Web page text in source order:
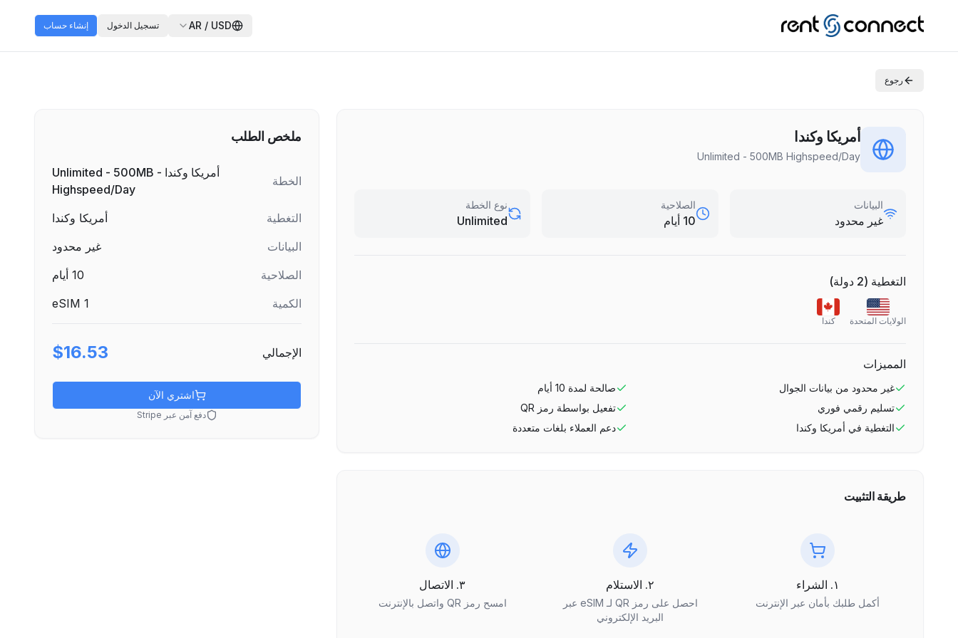
AR / USD تسجيل الدخول إنشاء حساب
رجوع
أمريكا وكندا
Unlimited - 500MB Highspeed/Day
البيانات
غير محدود
الصلاحية
10 أيام
نوع الخطة
Unlimited
التغطية (
2 دولة)
الولايات المتحدة كندا
المميزات
غير محدود من بيانات الجوال صالحة لمدة 10 أيام
تسليم رقمي فوري
تفعيل بواسطة رمز QR
التغطية في أمريكا وكندا دعم العملاء بلغات متعددة
طريقة التثبيت
١. الشراء
أكمل طلبك بأمان عبر الإنترنت
٢. الاستلام
احصل على رمز QR لـ eSIM عبر
البريد الإلكتروني
٣. الاتصال
امسح رمز QR واتصل بالإنترنت
ملخص الطلب
الخطة
أمريكا وكندا - Unlimited - 500MB
Highspeed/Day
التغطية
أمريكا وكندا
البيانات
غير محدود
الصلاحية
10 أيام
الكمية
1
الإجمالي $16.53
اشتري الآن
دفع آمن عبر Stripe